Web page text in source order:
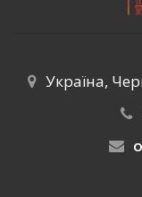
Україна,